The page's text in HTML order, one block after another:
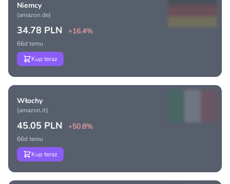
Niemcy
(amazon.de)
34.78 PLN +16.4%
66d temu
Kup teraz
Włochy
(amazon.it)
45.05 PLN +50.8%
66d temu
Kup teraz